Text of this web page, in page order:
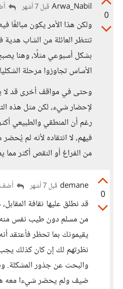
0
Arwa_Nabil قبل 7 أشهر
ولكن هذا الأمر يكون مبالغًا
تنتظر العائلة من الشاب هدية
بشكل أسبوعي مثلًا، وهنا
الأساس تجاوزوا مرحلة
وحتى في مواقف أخرى قد لا
لإحضار شيء، لكن مثل هذه
رغم أن المنطقي والطبيعي
فيهم، لا انتقاده لأنه لم
من الفراغ أو النقص أكثر مما
0
demane قبل 7 أشهر أضف
قد نطلق عليها ثقافة
من مسلم دون طيب نفس منه،
يقيمونك بما تحظر فأعتقد
نظرتهم لك إن كان كذلك يجب
والبحث عن جذور المشكلة.
ضيف ولم يحضر شيءا معه